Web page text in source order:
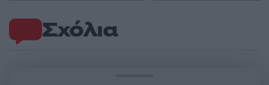
Σχόλια